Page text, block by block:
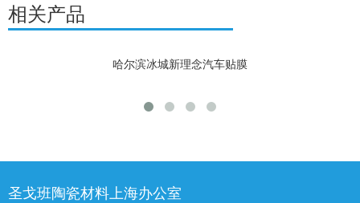
相关产品
哈尔滨冰城新理念汽车贴膜
圣戈班陶瓷材料上海办公室